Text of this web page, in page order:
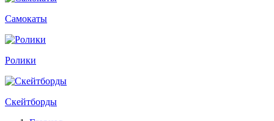
Самокаты
Ролики
Скейтборды